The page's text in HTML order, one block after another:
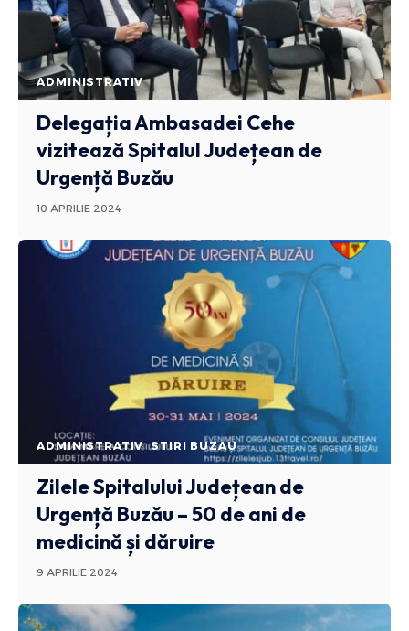
ADMINISTRATIV
Delegația Ambasadei Cehe
vizitează Spitalul Județean de
Urgență Buzău
10 APRILIE 2024
ADMINISTRATIV STIRI BUZAU
Zilele Spitalului Județean de
Urgență Buzău – 50 de ani de
medicină și dăruire
9 APRILIE 2024